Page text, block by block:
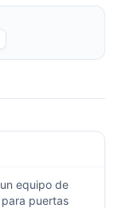
equipo de
puertas